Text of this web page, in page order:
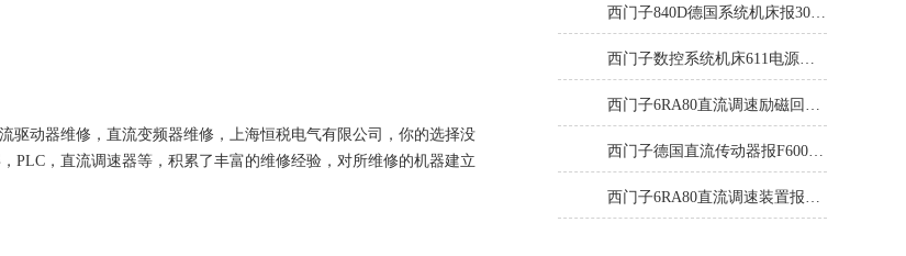
驱动器维修，直流变频器维修，上海恒税电气有限公司，你的选择没
PLC，直流调速器等，积累了丰富的维修经验，对所维修的机器建立
西门子840D德国系统机床报300501修复解决
西门子数控系统机床611电源模块灯不显示修复解决
西门子6RA80直流调速励磁回路坏报F60005修复排除
西门子德国直流传动器报F60067高温报警修复排除方法
西门子6RA80直流调速装置报F60035修复排除方法